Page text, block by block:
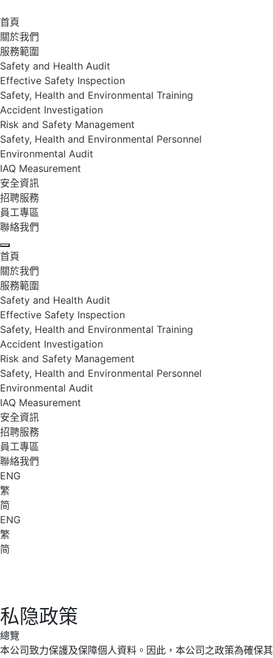
首頁
關於我們
服務範圍
Safety and Health Audit
Effective Safety Inspection
Safety, Health and Environmental Training
Accident Investigation
Risk and Safety Management
Safety, Health and Environmental Personnel
Environmental Audit
IAQ Measurement
安全資訊
招聘服務
員工專區
聯絡我們
首頁
關於我們
服務範圍
Safety and Health Audit
Effective Safety Inspection
Safety, Health and Environmental Training
Accident Investigation
Risk and Safety Management
Safety, Health and Environmental Personnel
Environmental Audit
IAQ Measurement
安全資訊
招聘服務
員工專區
聯絡我們
ENG
繁
简
ENG
繁
简
私隐政策
總覽
本公司致力保護及保障個人資料。因此，本公司之政策為確保其